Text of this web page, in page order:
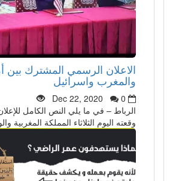
الاعلان الرسمي المشترك بين
والمغرب واسرائيل
Dec 22, 2020
0
الرباط – في ما يلي النص الكامل
وقعته اليوم الثلاثاء المملكة المغربية